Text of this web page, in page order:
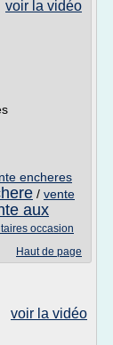
voir la vidéo
encheres
/ vente
aux
occasion
Haut de page
voir la vidéo